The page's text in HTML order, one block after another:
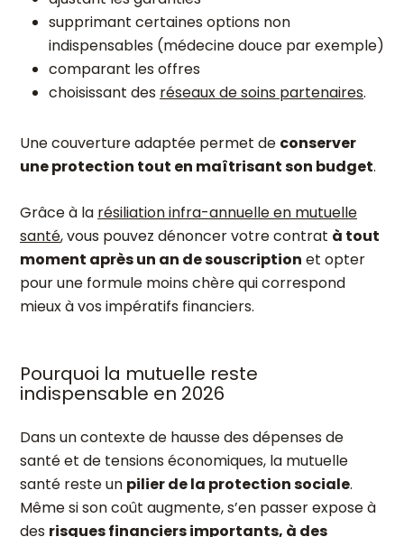
supprimant certaines options non
indispensables (médecine douce par exemple)
comparant les offres
choisissant des réseaux de soins partenaires.
Une couverture adaptée permet de conserver
une protection tout en maîtrisant son budget.
Grâce à la résiliation infra-annuelle en mutuelle
santé, vous pouvez dénoncer votre contrat à tout
moment après un an de souscription et opter
pour une formule moins chère qui correspond
mieux à vos impératifs financiers.
Pourquoi la mutuelle reste
indispensable en 2026
Dans un contexte de hausse des dépenses de
santé et de tensions économiques, la mutuelle
santé reste un pilier de la protection sociale.
Même si son coût augmente, s’en passer expose à
des risques financiers importants, à des